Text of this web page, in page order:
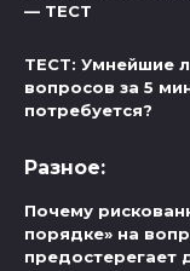
— ТЕСТ
ТЕСТ: Умнейшие
вопросов за 5
потребуется?
Разное:
Почему
порядке» на
предостерегает